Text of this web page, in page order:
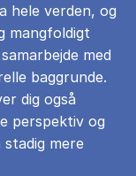
hele verden, og
mangfoldigt
med
baggrunde.
dig også
perspektiv og
mere